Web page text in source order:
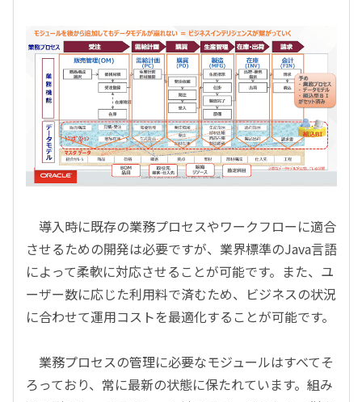
導入時に既存の業務プロセスやワークフローに適合
させるための開発は必要ですが、業界標準のJava言語
によって柔軟に対応させることが可能です。また、ユ
ーザー数に応じた利用料で済むため、ビジネスの状況
に合わせて運用コストを最適化することが可能です。
業務プロセスの管理に必要なモジュールはすべてそ
ろっており、常に最新の状態に保たれています。組み